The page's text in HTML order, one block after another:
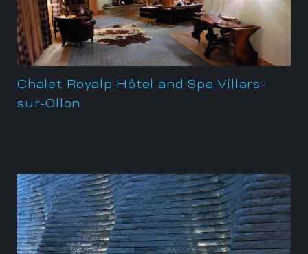
Chalet Royalp Hôtel and Spa Villars-
sur-Ollon